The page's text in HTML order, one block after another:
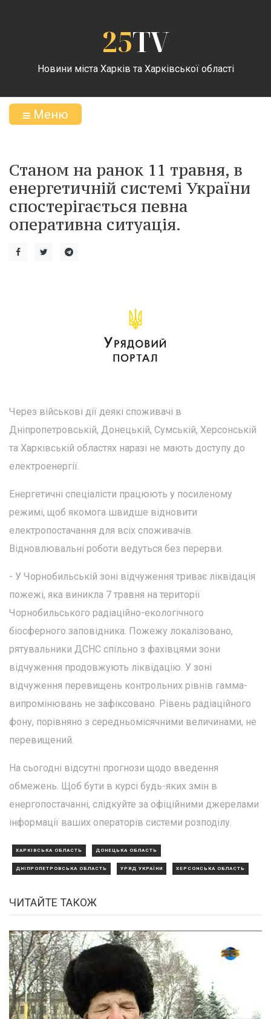
25TV
Новини міста Харків та Харківської області
Меню
Станом на ранок 11 травня, в
енергетичній системі України
спостерігається певна
оперативна ситуація.
Через військові дії деякі споживачі в
Дніпропетровській, Донецькій, Сумській, Херсонській
та Харківській областях наразі не мають доступу до
електроенергії.
Енергетичні спеціалісти працюють у посиленому
режимі, щоб якомога швидше відновити
електропостачання для всіх споживачів.
Відновлювальні роботи ведуться без перерви.
- У Чорнобильській зоні відчуження триває ліквідація
пожежі, яка виникла 7 травня на території
Чорнобильського радіаційно-екологічного
біосферного заповідника. Пожежу локалізовано,
рятувальники ДСНС спільно з фахівцями зони
відчуження продовжують ліквідацію. У зоні
відчуження перевищень контрольних рівнів гамма-
випромінювань не зафіксовано. Рівень радіаційного
фону, порівняно з середньомісячними величинами, не
перевищений.
На сьогодні відсутні прогнози щодо введення
обмежень. Щоб бути в курсі будь-яких змін в
енергопостачанні, слідкуйте за офіційними джерелами
інформації ваших операторів системи розподілу.
ХАРКІВСЬКА ОБЛАСТЬ ДОНЕЦЬКА ОБЛАСТЬ
ДНІПРОПЕТРОВСЬКА ОБЛАСТЬ УРЯД УКРАЇНИ ХЕРСОНСЬКА ОБЛАСТЬ
ЧИТАЙТЕ ТАКОЖ